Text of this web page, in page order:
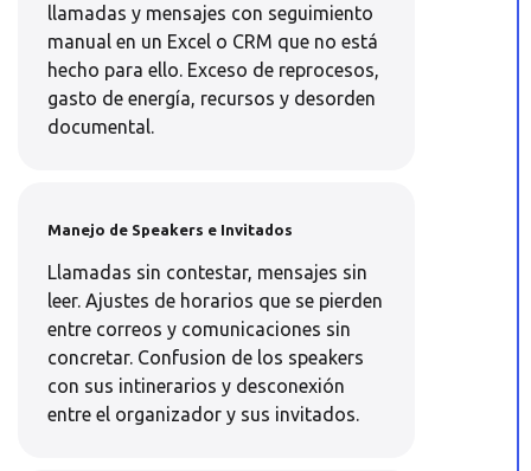
llamadas y mensajes con seguimiento
manual en un Excel o CRM que no está
hecho para ello. Exceso de reprocesos,
gasto de energía, recursos y desorden
documental.
Manejo de Speakers e Invitados
Llamadas sin contestar, mensajes sin
leer. Ajustes de horarios que se pierden
entre correos y comunicaciones sin
concretar. Confusion de los speakers
con sus intinerarios y desconexión
entre el organizador y sus invitados.